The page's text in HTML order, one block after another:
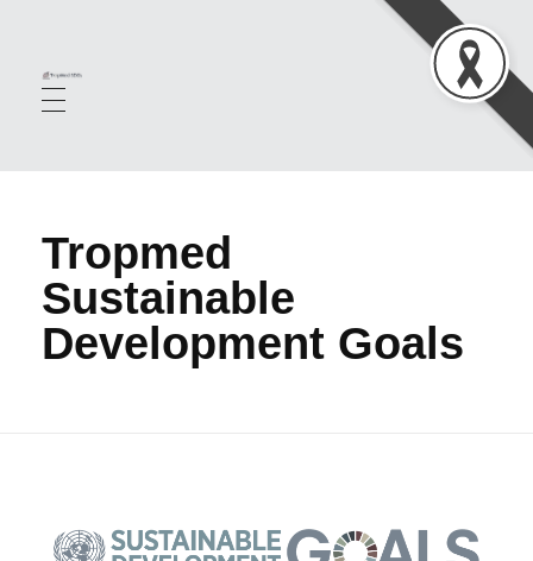
TropMed SDGS
Tropmed
Sustainable
Development Goals